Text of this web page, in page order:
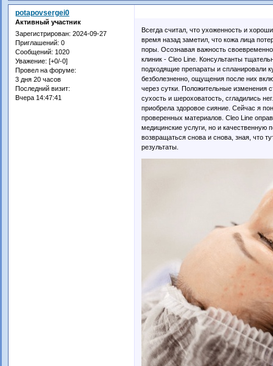
potapovsergei0
Активный участник
Зарегистрирован: 2024-09-27
Приглашений: 0
Сообщений: 1020
Уважение: [+0/-0]
Провел на форуме:
3 дня 20 часов
Последний визит:
Вчера 14:47:41
Всегда считал, что ухоженность и
время назад заметил, что кожа лица
поры. Осознавая важность
клиник - Cleo Line. Консультанты
подходящие препараты и спланировали
безболезненно, ощущения после них
через сутки. Положительные изменения
сухость и шероховатость, сгладились
приобрела здоровое сияние. Сейчас я
проверенных материалов. Cleo Line
медицинские услуги, но и качественную
возвращаться снова и снова, зная, что
результаты.